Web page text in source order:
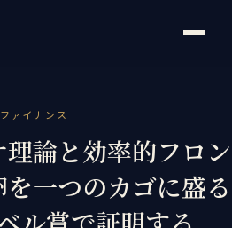
ファイナンス
論と効率的フロン
一つのカゴに盛る